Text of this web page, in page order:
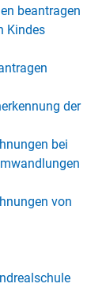
beantragen
Kindes
der
bei
von